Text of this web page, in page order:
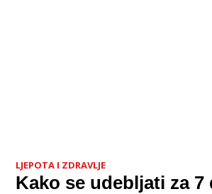
LJEPOTA I ZDRAVLJE
Kako se udebljati za 7